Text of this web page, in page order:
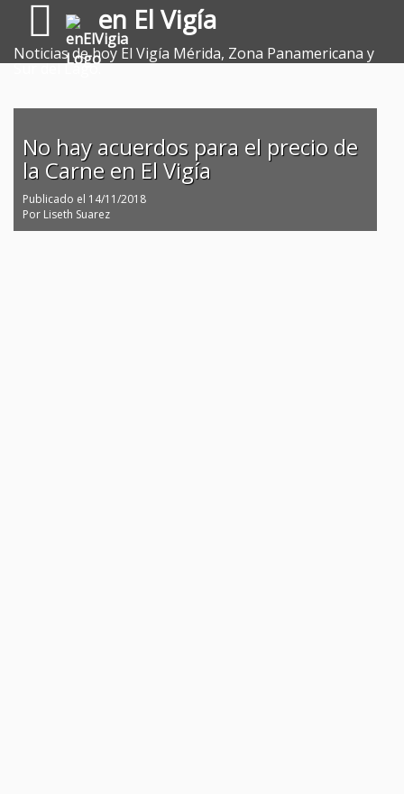
en El Vigía
Noticias de hoy El Vigía Mérida, Zona Panamericana y
Sur del Lago.
No hay acuerdos para el precio de
la Carne en El Vigía
Publicado el 14/11/2018
Por Liseth Suarez